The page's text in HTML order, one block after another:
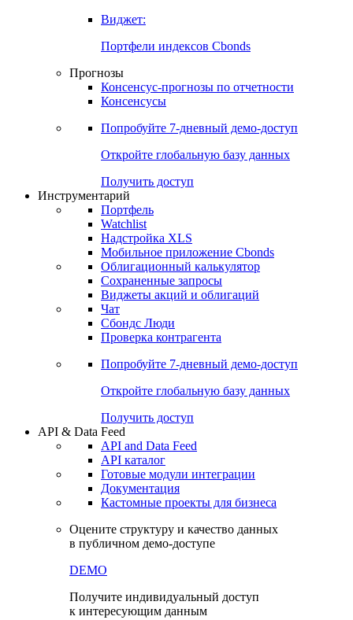
Виджет:
Портфели индексов Cbonds
Прогнозы
Консенсус-прогнозы по отчетности
Консенсусы
Попробуйте 7-дневный демо-доступ
Откройте глобальную базу данных
Получить доступ
Инструментарий
Портфель
Watchlist
Надстройка XLS
Мобильное приложение Cbonds
Облигационный калькулятор
Сохраненные запросы
Виджеты акций и облигаций
Чат
Сбондс Люди
Проверка контрагента
Попробуйте 7-дневный демо-доступ
Откройте глобальную базу данных
Получить доступ
API & Data Feed
API and Data Feed
API каталог
Готовые модули интеграции
Документация
Кастомные проекты для бизнеса
Оцените структуру и качество данных
в публичном демо-доступе
DEMO
Получите индивидуальный доступ
к интересующим данным